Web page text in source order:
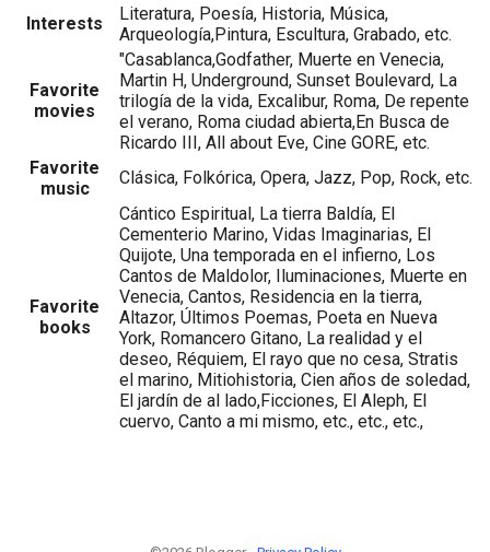
Interests
Literatura, Poesía, Historia, Música,
Arqueología,Pintura, Escultura, Grabado, etc.
Favorite
movies
"Casablanca,Godfather, Muerte en Venecia,
Martin H, Underground, Sunset Boulevard, La
trilogía de la vida, Excalibur, Roma, De repente
el verano, Roma ciudad abierta,En Busca de
Ricardo III, All about Eve, Cine GORE, etc.
Favorite
music
Clásica, Folkórica, Opera, Jazz, Pop, Rock, etc.
Favorite
books
Cántico Espiritual, La tierra Baldía, El
Cementerio Marino, Vidas Imaginarias, El
Quijote, Una temporada en el infierno, Los
Cantos de Maldolor, Iluminaciones, Muerte en
Venecia, Cantos, Residencia en la tierra,
Altazor, Últimos Poemas, Poeta en Nueva
York, Romancero Gitano, La realidad y el
deseo, Réquiem, El rayo que no cesa, Stratis
el marino, Mitiohistoria, Cien años de soledad,
El jardín de al lado,Ficciones, El Aleph, El
cuervo, Canto a mi mismo, etc., etc., etc.,